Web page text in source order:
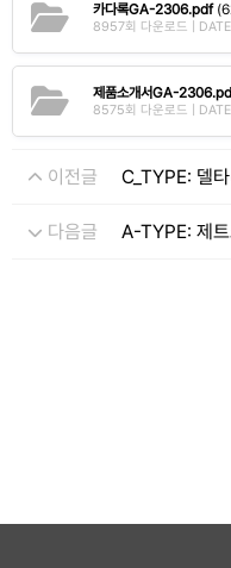
카다록GA-2306.pdf
8957회 다운로드 |
제품소개서GA-
8575회 다운로드 |
이전글
C_TYPE: 델
다음글
A-TYPE: 제